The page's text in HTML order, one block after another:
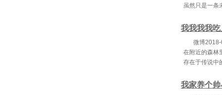
虽然只是一条
我我我我
微博
在附近的森林
存在于传说中
我家养个